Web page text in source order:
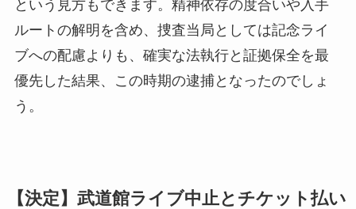
という見方もできます。精神依存の度合いや入手
ルートの解明を含め、捜査当局としては記念ライ
ブへの配慮よりも、確実な法執行と証拠保全を最
優先した結果、この時期の逮捕となったのでしょ
う。
【決定】武道館ライブ中止とチケット払い